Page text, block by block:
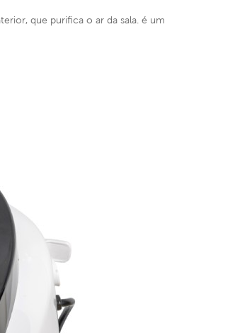
que purifica o ar da sala. é um